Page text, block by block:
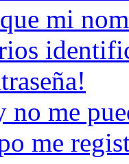
mi
no me
me